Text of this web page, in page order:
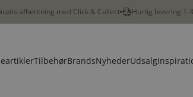
afhentning med Click & Collect Hurtig levering 1-
TilbehørBrandsNyhederUdsalg